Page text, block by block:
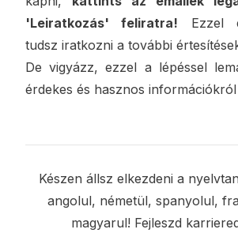
'Leiratkozás' feliratra! Ezzel
tudsz iratkozni a további
De vigyázz, ezzel a lépéssel
érdekes és hasznos információkról
Készen állsz elkezdeni a
angolul, németül, spanyolul,
magyarul! Fejleszd